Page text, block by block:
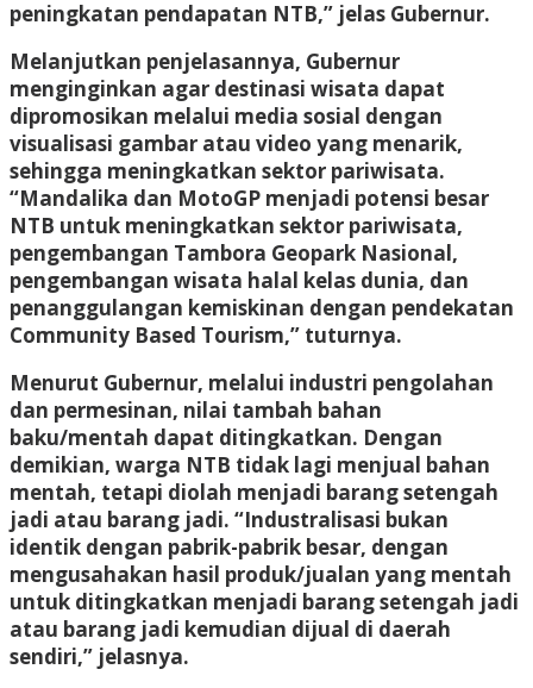
peningkatan pendapatan NTB,” jelas Gubernur.
Melanjutkan penjelasannya, Gubernur
menginginkan agar destinasi wisata dapat
dipromosikan melalui media sosial dengan
visualisasi gambar atau video yang menarik,
sehingga meningkatkan sektor pariwisata.
“Mandalika dan MotoGP menjadi potensi besar
NTB untuk meningkatkan sektor pariwisata,
pengembangan Tambora Geopark Nasional,
pengembangan wisata halal kelas dunia, dan
penanggulangan kemiskinan dengan pendekatan
Community Based Tourism,” tuturnya.
Menurut Gubernur, melalui industri pengolahan
dan permesinan, nilai tambah bahan
baku/mentah dapat ditingkatkan. Dengan
demikian, warga NTB tidak lagi menjual bahan
mentah, tetapi diolah menjadi barang setengah
jadi atau barang jadi. “Industralisasi bukan
identik dengan pabrik-pabrik besar, dengan
mengusahakan hasil produk/jualan yang mentah
untuk ditingkatkan menjadi barang setengah jadi
atau barang jadi kemudian dijual di daerah
sendiri,” jelasnya.